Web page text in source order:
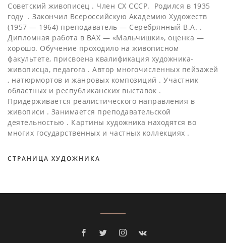
Советский живописец . Член СХ СССР. Родился в 1935
году . Закончил Всероссийскую Академию Художеств
(1957 — 1964) преподаватель — Серебрянный В.А. .
Дипломная работа в ВАХ — «Мальчишки», оценка —
хорошо. Обучение проходило на живописном
факультете, присвоена квалификация художника-
живописца, педагога . Автор многочисленных пейзажей
, натюрмортов и жанровых композиций . Участник
областных и республиканских выставок .
Придерживается реалистического направления в
живописи . Занимается преподавательской
деятельностью . Картины художника находятся во
многих государственных и частных коллекциях .
СТРАНИЦА ХУДОЖНИКА